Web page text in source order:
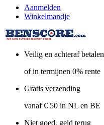
Aanmelden
Winkelmandje
Veilig en achteraf betalen
of in termijnen 0% rente
Gratis verzending
vanaf € 50 in NL en BE
Niet goed, geld terug